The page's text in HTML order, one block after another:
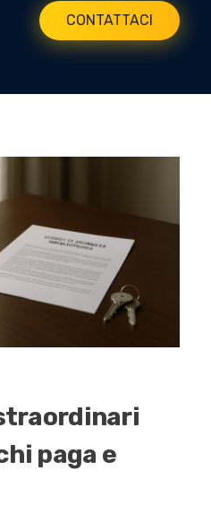
CONTATTACI
paga e